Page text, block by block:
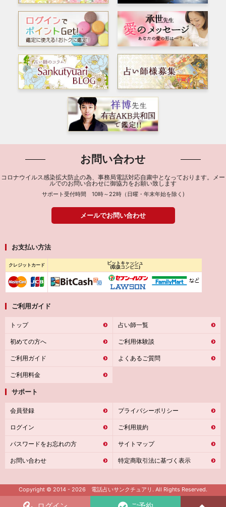
お問い合わせ
コロナウイルス感染拡大防止の為、事務局電話対応自粛中となっております。メー
ルでのお問い合わせに御協力をお願い致します
サポート受付時間 10時～22時（日曜・年末年始を除く)
メールでお問い合わせ
お支払い方法
クレジットカード
ビットキャッシュ
(取扱コンビニ)
ご利用ガイド
トップ
初めての方へ
ご利用ガイド
ご利用料金
占い師一覧
ご利用体験談
よくあるご質問
サポート
会員登録
ログイン
パスワードをお忘れの方
お問い合わせ
プライバシーポリシー
ご利用規約
サイトマップ
特定商取引法に基づく表示
Copyright © 2014 - 2026 電話占いサンクチュアリ. All Rights Reserved.